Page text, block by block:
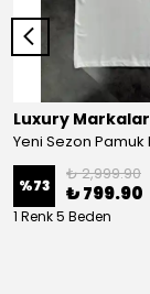
Luxury Markalar
%73
₺ 2,999.90
₺ 799.90
1 Renk 5 Beden